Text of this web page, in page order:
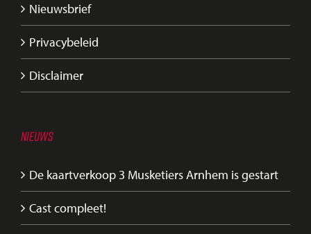
Nieuwsbrief
Privacybeleid
Disclaimer
NIEUWS
De kaartverkoop 3 Musketiers Arnhem is gestart
Cast compleet!